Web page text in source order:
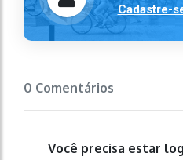
Cadastre-
0 Comentários
Você precisa estar